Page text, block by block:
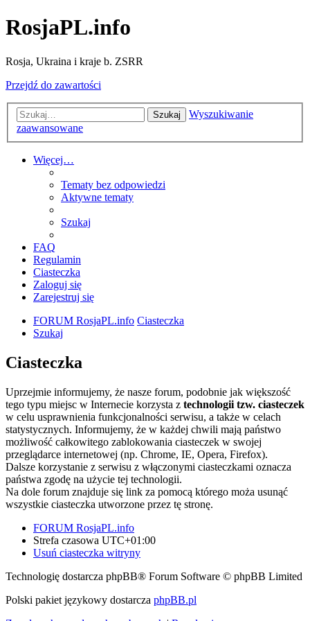
RosjaPL.info
Rosja, Ukraina i kraje b. ZSRR
Przejdź do zawartości
Szukaj
Wyszukiwanie
zaawansowane
Więcej…
Tematy bez odpowiedzi
Aktywne tematy
Szukaj
FAQ
Regulamin
Ciasteczka
Zaloguj się
Zarejestruj się
FORUM RosjaPL.info Ciasteczka
Szukaj
Ciasteczka
Uprzejmie informujemy, że nasze forum, podobnie jak większość
tego typu miejsc w Internecie korzysta z technologii tzw. ciasteczek
w celu usprawnienia funkcjonalności serwisu, a także w celach
statystycznych. Informujemy, że w każdej chwili mają państwo
możliwość całkowitego zablokowania ciasteczek w swojej
przeglądarce internetowej (np. Chrome, IE, Opera, Firefox).
Dalsze korzystanie z serwisu z włączonymi ciasteczkami oznacza
państwa zgodę na użycie tej technologii.
Na dole forum znajduje się link za pomocą którego moża usunąć
wszystkie ciasteczka utworzone przez tę stronę.
FORUM RosjaPL.info
Strefa czasowa UTC+01:00
Usuń ciasteczka witryny
Technologię dostarcza phpBB® Forum Software © phpBB Limited
Polski pakiet językowy dostarcza phpBB.pl